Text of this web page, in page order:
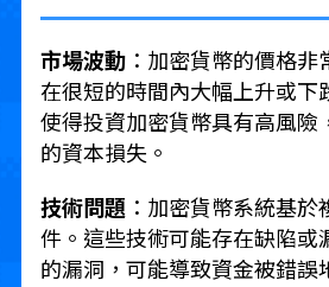
市場波動：加密貨幣的價格非
在很短的時間內大幅上升或下
使得投資加密貨幣具有高風險
的資本損失。
技術問題：加密貨幣系統基於
件。這些技術可能存在缺陷或
的漏洞，可能導致資金被錯誤